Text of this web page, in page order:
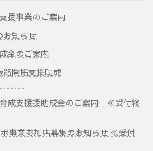
援事業のご案内
お知らせ
金のご案内
路開拓支援助成
育成支援援助成金のご案内 ≪受付終
ボ事業参加店募集のお知らせ ≪受付